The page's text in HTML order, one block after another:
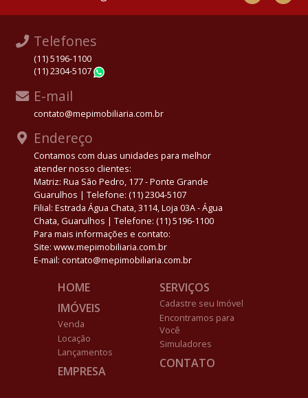
Telefones
(11) 5196-1100
(11) 2304-5107
E-mail
contato@mepimobiliaria.com.br
Endereço
Contamos com duas unidades para melhor
atender nosso clientes:
Matriz: Rua São Pedro, 177 - Ponte Grande
Guarulhos | Telefone: (11) 2304-5107
Filial: Estrada Água Chata, 3114, Loja 03A - Água
Chata, Guarulhos | Telefone: (11) 5196-1100
Para mais informações e contato:
Site: www.mepimobiliaria.com.br
E-mail: contato@mepimobiliaria.com.br
HOME
IMÓVEIS
Venda
Locação
Lançamentos
EMPRESA
SERVIÇOS
Cadastre seu Imóvel
Encontramos para
Você
Simuladores
CONTATO